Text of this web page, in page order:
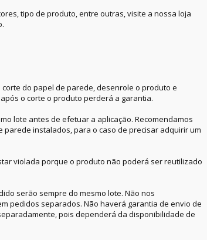
tipo de produto, entre outras, visite a nossa loja
do papel de parede, desenrole o produto e
o corte o produto perderá a garantia.
lote antes de efetuar a aplicação. Recomendamos
instalados, para o caso de precisar adquirir um
violada porque o produto não poderá ser reutilizado
serão sempre do mesmo lote. Não nos
pedidos separados. Não haverá garantia de envio de
pois dependerá da disponibilidade de